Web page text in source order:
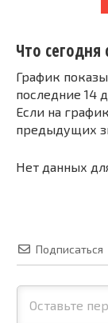
Что
График
последние 14
Если на
предыдущих
Нет данных
Подписаться